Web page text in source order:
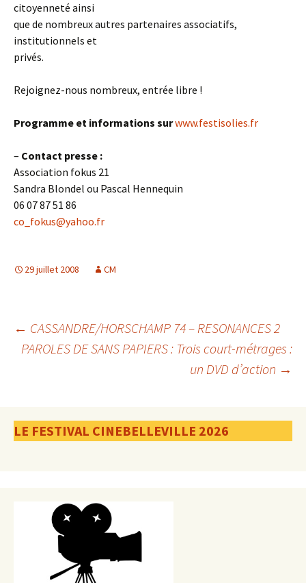
citoyenneté ainsi
que de nombreux autres partenaires associatifs,
institutionnels et
privés.
Rejoignez-nous nombreux, entrée libre !
Programme et informations surwww.festisolies.fr
– Contact presse :
Association fokus 21
Sandra Blondel ou Pascal Hennequin
06 07 87 51 86
co_fokus@yahoo.fr
29 juillet 2008 CM
Navigation
articles
← CASSANDRE/HORSCHAMP 74 – RESONANCES 2
PAROLES DE SANS PAPIERS : Trois court-métrages :
un DVD d’action →
LE FESTIVAL CINEBELLEVILLE 2026